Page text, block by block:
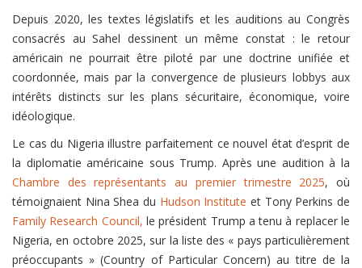
Depuis 2020, les textes législatifs et les auditions au Congrès
consacrés au Sahel dessinent un même constat : le retour
américain ne pourrait être piloté par une doctrine unifiée et
coordonnée, mais par la convergence de plusieurs lobbys aux
intérêts distincts sur les plans sécuritaire, économique, voire
idéologique.
Le cas du Nigeria illustre parfaitement ce nouvel état d’esprit de
la diplomatie américaine sous Trump. Après une audition à la
Chambre des représentants au premier trimestre 2025, où
témoignaient Nina Shea du Hudson Institute et Tony Perkins de
Family Research Council, le président Trump a tenu à replacer le
Nigeria, en octobre 2025, sur la liste des « pays particulièrement
préoccupants » (Country of Particular Concern) au titre de la